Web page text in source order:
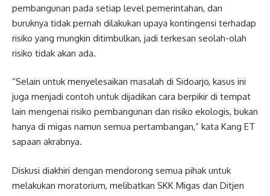
pembangunan pada setiap level pemerintahan, dan
buruknya tidak pernah dilakukan upaya kontingensi terhadap
risiko yang mungkin ditimbulkan, jadi terkesan seolah-olah
risiko tidak akan ada.
“Selain untuk menyelesaikan masalah di Sidoarjo, kasus ini
juga menjadi contoh untuk dijadikan cara berpikir di tempat
lain mengenai risiko pembangunan dan risiko ekologis, bukan
hanya di migas namun semua pertambangan,” kata Kang ET
sapaan akrabnya.
Diskusi diakhiri dengan mendorong semua pihak untuk
melakukan moratorium, melibatkan SKK Migas dan Ditjen